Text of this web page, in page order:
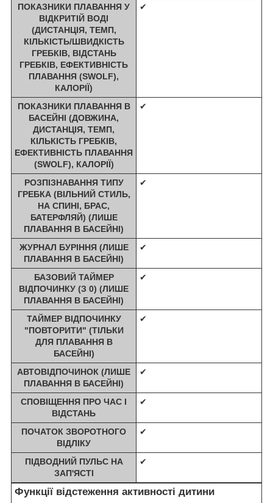
ПОКАЗНИКИ ПЛАВАННЯ У
ВІДКРИТІЙ ВОДІ
(ДИСТАНЦІЯ, ТЕМП,
КІЛЬКІСТЬ/ШВИДКІСТЬ
ГРЕБКІВ, ВІДСТАНЬ
ГРЕБКІВ, ЕФЕКТИВНІСТЬ
ПЛАВАННЯ (SWOLF),
КАЛОРІЇ)
✔
ПОКАЗНИКИ ПЛАВАННЯ В
БАСЕЙНІ (ДОВЖИНА,
ДИСТАНЦІЯ, ТЕМП,
КІЛЬКІСТЬ ГРЕБКІВ,
ЕФЕКТИВНІСТЬ ПЛАВАННЯ
(SWOLF), КАЛОРІЇ)
✔
РОЗПІЗНАВАННЯ ТИПУ
ГРЕБКА (ВІЛЬНИЙ СТИЛЬ,
НА СПИНІ, БРАС,
БАТЕРФЛЯЙ) (ЛИШЕ
ПЛАВАННЯ В БАСЕЙНІ)
✔
ЖУРНАЛ БУРІННЯ (ЛИШЕ
ПЛАВАННЯ В БАСЕЙНІ)
✔
БАЗОВИЙ ТАЙМЕР
ВІДПОЧИНКУ (З 0) (ЛИШЕ
ПЛАВАННЯ В БАСЕЙНІ)
✔
ТАЙМЕР ВІДПОЧИНКУ
"ПОВТОРИТИ" (ТІЛЬКИ
ДЛЯ ПЛАВАННЯ В
БАСЕЙНІ)
✔
АВТОВІДПОЧИНОК (ЛИШЕ
ПЛАВАННЯ В БАСЕЙНІ)
✔
СПОВІЩЕННЯ ПРО ЧАС І
ВІДСТАНЬ
✔
ПОЧАТОК ЗВОРОТНОГО
ВІДЛІКУ
✔
ПІДВОДНИЙ ПУЛЬС НА
ЗАП'ЯСТІ
✔
Функції відстеження активності дитини